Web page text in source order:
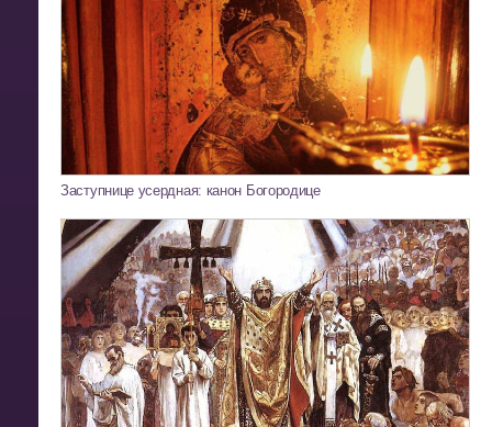
Заступнице усердная: канон Богородице